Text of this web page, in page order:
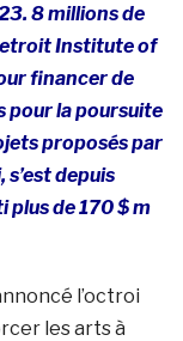
8 millions de
Institute of
financer de
pour la poursuite
proposés par
depuis
plus de 170 $ m
l’octroi
les arts à